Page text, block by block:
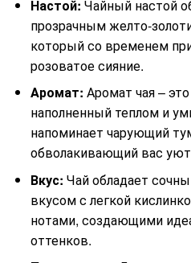
Настой: Чайный настой
прозрачным желто-
который со временем
розоватое сияние.
Аромат: Аромат чая –
наполненный теплом и
напоминает чарующий
обволакивающий вас
Вкус: Чай обладает
вкусом с легкой
нотами, создающими
оттенков.